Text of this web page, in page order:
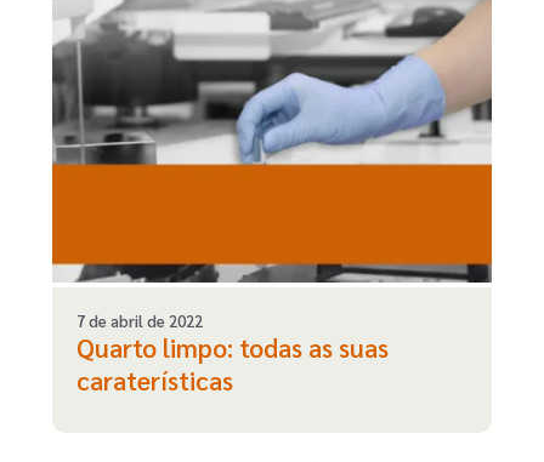
7 de abril de 2022
Quarto limpo: todas as suas
caraterísticas